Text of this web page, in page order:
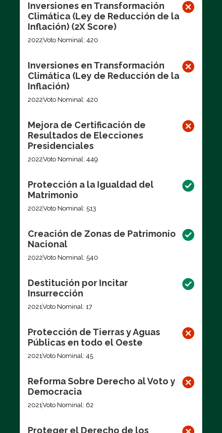
Inversiones en Transformación
Climática (Ley de Reducción de la
Inflación) (2X Score)
2022Voto Nominal: 420
Inversiones en Transformación
Climática (Ley de Reducción de la
Inflación)
2022Voto Nominal: 420
Mejora de Certificación de
Resultados de Elecciones
Presidenciales
2022Voto Nominal: 449
Protección a la Igualdad del
Matrimonio
2022Voto Nominal: 513
Creación de Zonas de Patrimonio
Nacional
2022Voto Nominal: 540
Destitución por Incitar
Insurrección
2021Voto Nominal: 17
Protección de Tierras y Aguas
Públicas en todo el Oeste
2021Voto Nominal: 45
Reforma Sobre Derecho al Voto y
Democracia
2021Voto Nominal: 62
Proteger el Derecho de los